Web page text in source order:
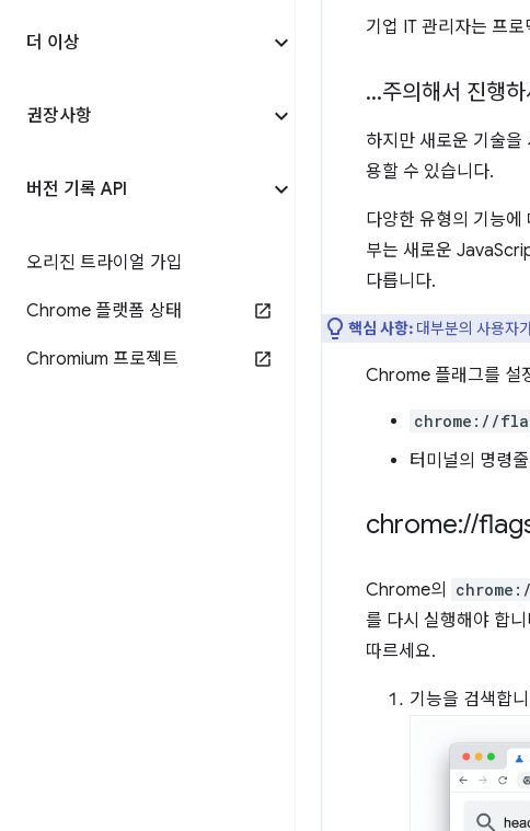
더 이상
권장사항
버전 기록 API
오리진 트라이얼 가입
Chrome 플랫폼 상태
Chromium 프로젝트
기업 IT 관리자는 프
...주의해서 진행
하지만 새로운 기술
용할 수 있습니다.
다양한 유형의 기능
부는 새로운
다릅니다.
핵심 사항: 대부분의 사용자
Chrome 플래그를 설
chrome://
터미널의 명령
chrome://
Chrome의
를 다시 실행해야 합
따르세요.
기능을 검색합